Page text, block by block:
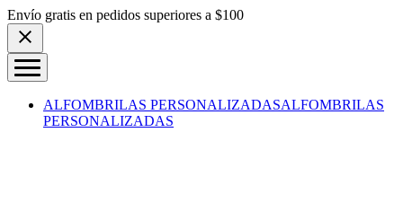
Skip to content
Envío gratis en pedidos superiores a $100
ALFOMBRILAS PERSONALIZADASALFOMBRILAS
PERSONALIZADAS